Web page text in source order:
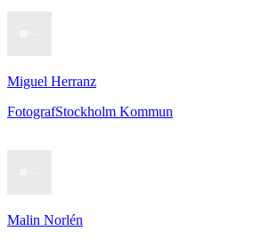
Miguel Herranz
FotografStockholm Kommun
Malin Norlén